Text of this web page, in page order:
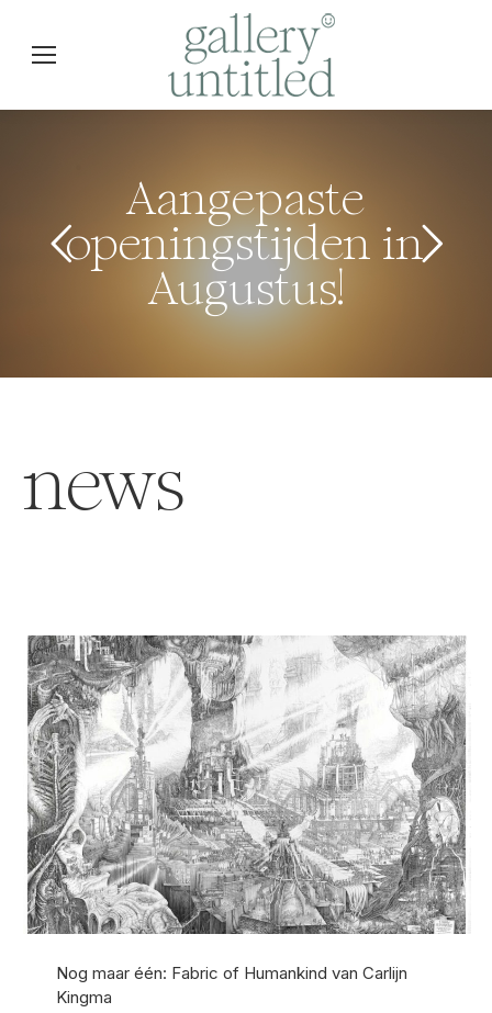
Aangepaste
openingstijden in
Augustus!
news
Nog maar één: Fabric of Humankind van Carlijn
Kingma